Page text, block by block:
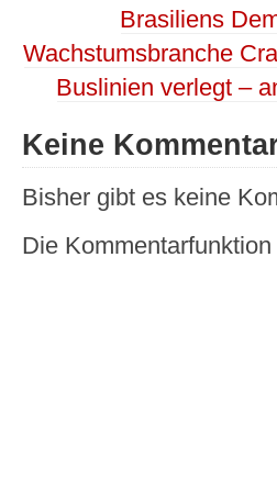
Brasiliens
Wachstumsbranche
Buslinien verlegt –
Keine
Bisher gibt es keine
Die